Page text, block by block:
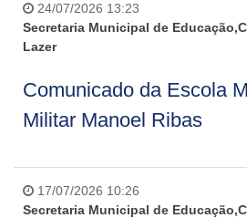
24/07/2026 13:23
Secretaria Municipal de
Lazer
Comunicado da Escola
Militar Manoel Ribas
17/07/2026 10:26
Secretaria Municipal de